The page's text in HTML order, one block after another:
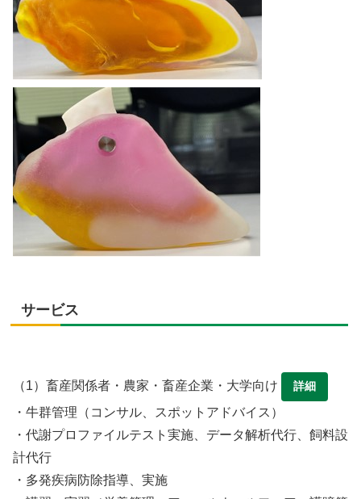
サービス
（1）畜産関係者・農家・畜産企業・大学向け 詳細
・牛群管理（コンサル、スポットアドバイス）
・代謝プロファイルテスト実施、データ解析代行、飼料設
計代行
・多発疾病防除指導、実施